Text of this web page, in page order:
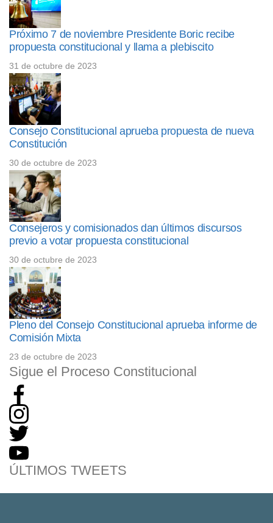
Próximo 7 de noviembre Presidente Boric recibe
propuesta constitucional y llama a plebiscito
31 de octubre de 2023
Consejo Constitucional aprueba propuesta de nueva
Constitución
30 de octubre de 2023
Consejeros y comisionados dan últimos discursos
previo a votar propuesta constitucional
30 de octubre de 2023
Pleno del Consejo Constitucional aprueba informe de
Comisión Mixta
23 de octubre de 2023
Sigue el Proceso Constitucional
ÚLTIMOS TWEETS